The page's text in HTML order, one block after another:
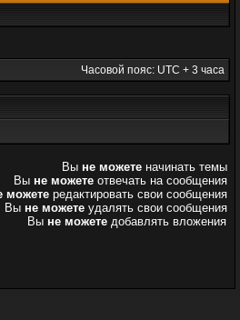
Часовой пояс: UTC + 3 часа
Вы не можете начинать темы
Вы не можете отвечать на сообщения
можете редактировать свои сообщения
Вы не можете удалять свои сообщения
Вы не можете добавлять вложения